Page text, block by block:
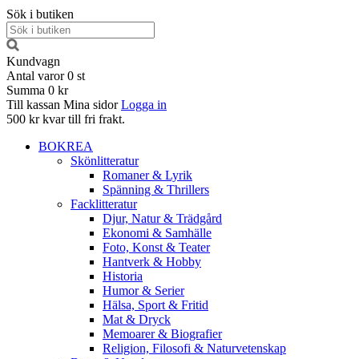
Sök i butiken
Kundvagn
Antal varor 0 st
Summa 0 kr
Till kassan Mina sidor Logga in
500 kr kvar till fri frakt.
BOKREA
Skönlitteratur
Romaner & Lyrik
Spänning & Thrillers
Facklitteratur
Djur, Natur & Trädgård
Ekonomi & Samhälle
Foto, Konst & Teater
Hantverk & Hobby
Historia
Humor & Serier
Hälsa, Sport & Fritid
Mat & Dryck
Memoarer & Biografier
Religion, Filosofi & Naturvetenskap